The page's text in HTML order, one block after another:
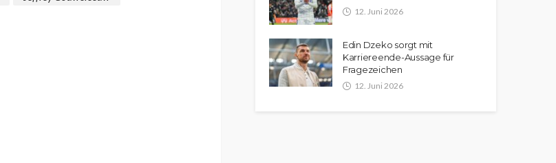
12. Juni 2026
Edin Dzeko sorgt mit
Karriereende-Aussage für
Fragezeichen
12. Juni 2026